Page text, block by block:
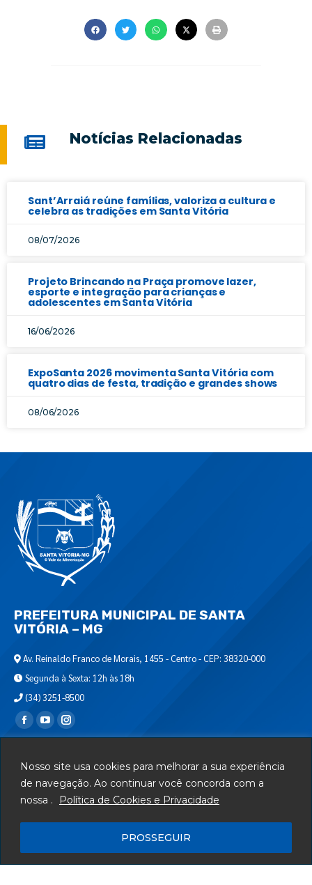
Nosso site usa cookies para melhorar a sua experiência
de navegação. Ao continuar você concorda com a
nossa .
Política de Cookies e Privacidade
PROSSEGUIR
Notícias Relacionadas
Sant’Arraiá reúne famílias, valoriza a cultura e
celebra as tradições em Santa Vitória
08/07/2026
Projeto Brincando na Praça promove lazer,
esporte e integração para crianças e
adolescentes em Santa Vitória
16/06/2026
ExpoSanta 2026 movimenta Santa Vitória com
quatro dias de festa, tradição e grandes shows
08/06/2026
PREFEITURA MUNICIPAL DE SANTA
VITÓRIA – MG
Av. Reinaldo Franco de Morais, 1455 - Centro - CEP: 38320-000
Segunda à Sexta: 12h às 18h
(34) 3251-8500
Encontre-nos em:
Departamento de T.I.
Serviços
Mapa do Site